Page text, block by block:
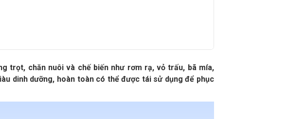
trọt, chăn nuôi và chế biến như rơm rạ, vỏ trấu, bã mía,
dinh dưỡng, hoàn toàn có thể được tái sử dụng để phục